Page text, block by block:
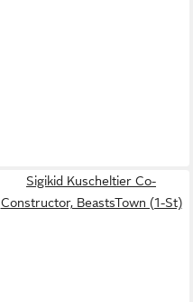
Sigikid Kuscheltier Co-
Constructor, BeastsTown (1-St)